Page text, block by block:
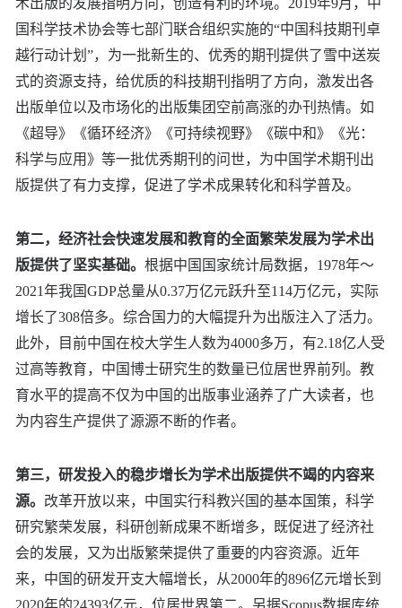
术出版的发展指明方向，创造有利的环境。2019年9月，中
国科学技术协会等七部门联合组织实施的“中国科技期刊卓
越行动计划”，为一批新生的、优秀的期刊提供了雪中送炭
式的资源支持，给优质的科技期刊指明了方向，激发出各
出版单位以及市场化的出版集团空前高涨的办刊热情。如
《超导》《循环经济》《可持续视野》《碳中和》《光：
科学与应用》等一批优秀期刊的问世，为中国学术期刊出
版提供了有力支撑，促进了学术成果转化和科学普及。
第二，经济社会快速发展和教育的全面繁荣发展为学术出
版提供了坚实基础。 根据中国国家统计局数据，1978年～
2021年我国GDP总量从0.37万亿元跃升至114万亿元，实际
增长了308倍多。综合国力的大幅提升为出版注入了活力。
此外，目前中国在校大学生人数为4000多万，有2.18亿人受
过高等教育，中国博士研究生的数量已位居世界前列。教
育水平的提高不仅为中国的出版事业涵养了广大读者，也
为内容生产提供了源源不断的作者。
第三，研发投入的稳步增长为学术出版提供不竭的内容来
源。 改革开放以来，中国实行科教兴国的基本国策，科学
研究繁荣发展，科研创新成果不断增多，既促进了经济社
会的发展，又为出版繁荣提供了重要的内容资源。近年
来，中国的研发开支大幅增长，从2000年的896亿元增长到
2020年的24393亿元，位居世界第二。另据Scopus数据库统